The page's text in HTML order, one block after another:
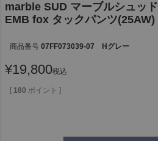
marble SUD マーブルシュッド
EMB fox タックパンツ(25AW)
商品番号 07FF073039-07 Hグレー
¥19,800税込
[ 180 ポイント ]